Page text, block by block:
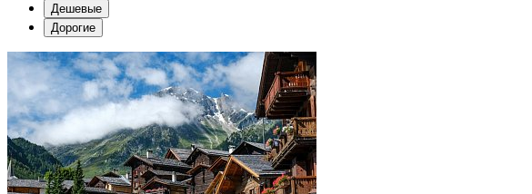
Дешевые
Дорогие